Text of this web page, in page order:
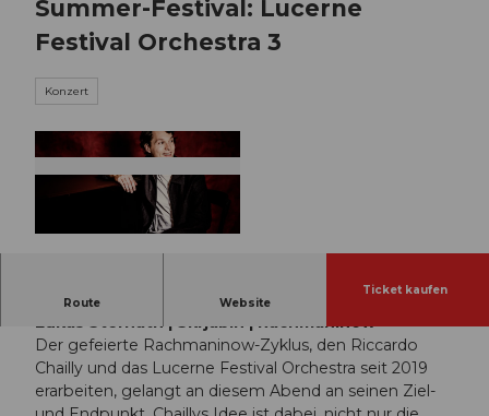
Summer-Festival: Lucerne
Festival Orchestra 3
Konzert
Route Website
Ticket kaufen
Lucerne Festival Orchestra | Riccardo Chailly |
Lukas Sternath | Skrjabin | Rachmaninow
Der gefeierte Rachmaninow-Zyklus, den Riccardo
Chailly und das Lucerne Festival Orchestra seit 2019
erarbeiten, gelangt an diesem Abend an seinen Ziel-